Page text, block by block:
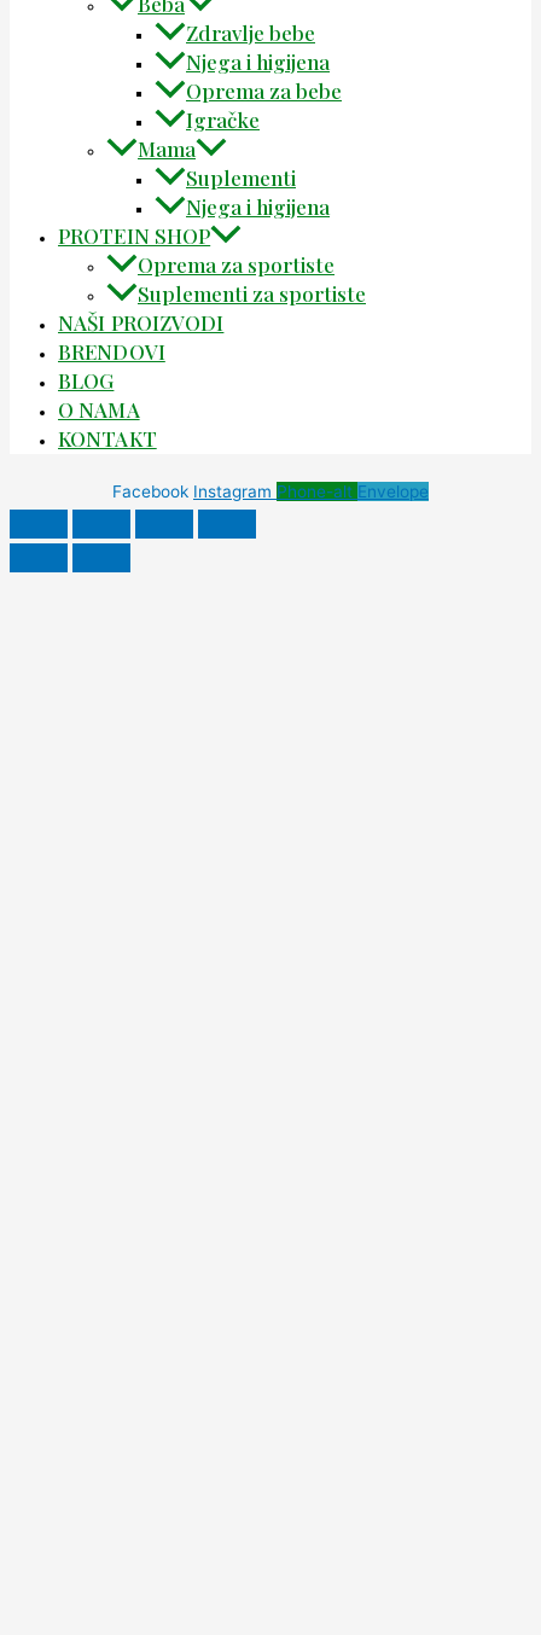
Zdravlje bebe
Njega i higijena
Oprema za bebe
Igračke
Mama
Suplementi
Njega i higijena
PROTEIN SHOP
Oprema za sportiste
Suplementi za sportiste
NAŠI PROIZVODI
BRENDOVI
BLOG
O NAMA
KONTAKT
Facebook Instagram Phone-alt Envelope